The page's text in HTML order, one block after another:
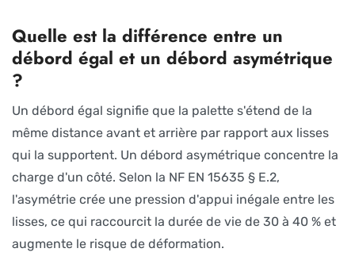
Quelle est la différence entre un
débord égal et un débord asymétrique
?
Un débord égal signifie que la palette s'étend de la
même distance avant et arrière par rapport aux lisses
qui la supportent. Un débord asymétrique concentre la
charge d'un côté. Selon la NF EN 15635 § E.2,
l'asymétrie crée une pression d'appui inégale entre les
lisses, ce qui raccourcit la durée de vie de 30 à 40 % et
augmente le risque de déformation.